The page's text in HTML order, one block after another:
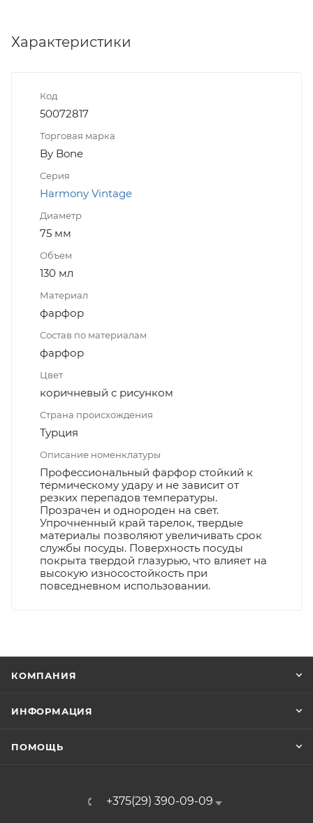
Характеристики
Код
50072817
Торговая марка
By Bone
Серия
Harmony Vintage
Диаметр
75 мм
Объем
130 мл
Материал
фарфор
Состав по материалам
фарфор
Цвет
коричневый с рисунком
Страна происхождения
Турция
Описание номенклатуры
Профессиональный фарфор стойкий к
термическому удару и не зависит от
резких перепадов температуры.
Прозрачен и однороден на свет.
Упрочненный край тарелок, твердые
материалы позволяют увеличивать срок
службы посуды. Поверхность посуды
покрыта твердой глазурью, что влияет на
высокую износостойкость при
повседневном использовании.
КОМПАНИЯ
ИНФОРМАЦИЯ
ПОМОЩЬ
+375(29) 390-09-09